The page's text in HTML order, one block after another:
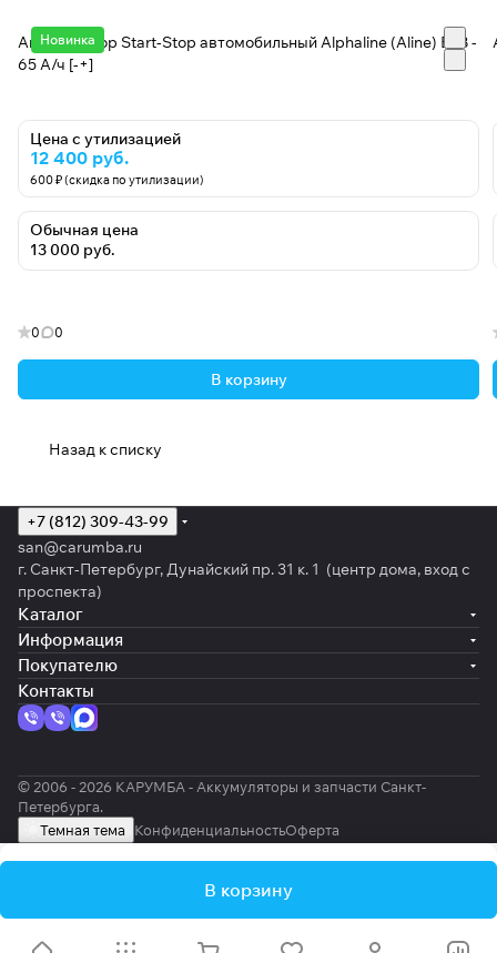
Новинка
Аккумулятор Start-Stop автомобильный Alphaline (Aline) EFB -
65 А/ч [-+]
Цена с утилизацией
12 400 руб.
600 ₽ (скидка по утилизации)
Обычная цена
13 000 руб.
0 0
В корзину
Назад к списку
В корзину
+7 (812) 309-43-99
san@carumba.ru
г. Санкт-Петербург, Дунайский пр. 31 к. 1 (центр дома, вход с
проспекта)
Каталог
Информация
Покупателю
Контакты
© 2006 - 2026 КАРУМБА - Аккумуляторы и запчасти Санкт-
Петербурга.
Темная тема КонфиденциальностьОферта